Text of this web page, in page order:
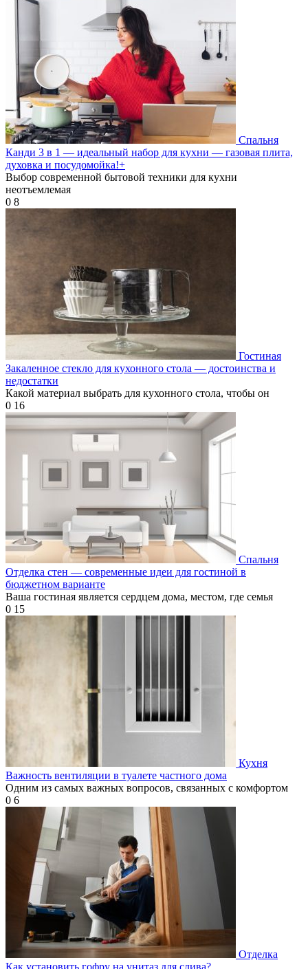
Спальня
Канди 3 в 1 — идеальный набор для кухни — газовая плита,
духовка и посудомойка!+
Выбор современной бытовой техники для кухни
неотъемлемая
0 8
Гостиная
Закаленное стекло для кухонного стола — достоинства и
недостатки
Какой материал выбрать для кухонного стола, чтобы он
0 16
Спальня
Отделка стен — современные идеи для гостиной в
бюджетном варианте
Ваша гостиная является сердцем дома, местом, где семья
0 15
Кухня
Важность вентиляции в туалете частного дома
Одним из самых важных вопросов, связанных с комфортом
0 6
Отделка